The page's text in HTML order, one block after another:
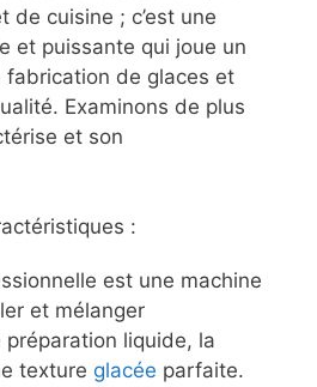
de cuisine ; c’est une
et puissante qui joue un
fabrication de glaces et
Examinons de plus
et son
:
est une machine
et mélanger
liquide, la
texture glacée parfaite.